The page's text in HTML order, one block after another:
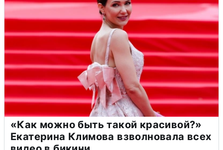
«Как можно быть такой красивой?»
Екатерина Климова взволновала всех